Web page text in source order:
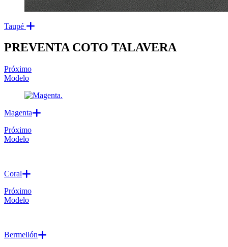
Taupé
PREVENTA COTO TALAVERA
Próximo
Modelo
Magenta
Próximo
Modelo
Coral
Próximo
Modelo
Bermellón